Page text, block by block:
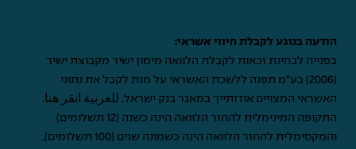
הודעה בנוגע לקבלת חיווי אשראי:
בפנייה לבחינת זכאות לקבלת הלוואה מימון ישיר מקבוצת ישיר
(2006) בע"מ תפנה ללשכת האשראי על מנת לקבל את נתוני
האשראי המצויים אודותייך במאגר בנק ישראל. للعربية انقر هنا.
התקופה המינימלית להחזר הלוואה הינה כשנה (12 תשלומים)
והמקסימלית להחזר הלוואה הינה כשמונה שנים (100 תשלומים).